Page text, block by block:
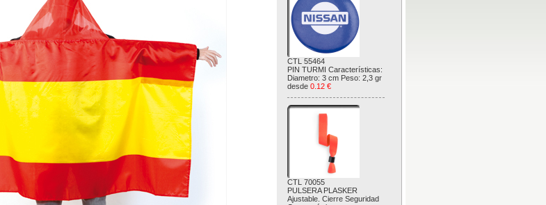
CTL 55464
PIN TURMI Características:
Diametro: 3 cm Peso: 2,3 gr
desde 0.12 €
CTL 70055
PULSERA PLASKER
Ajustable. Cierre Seguridad